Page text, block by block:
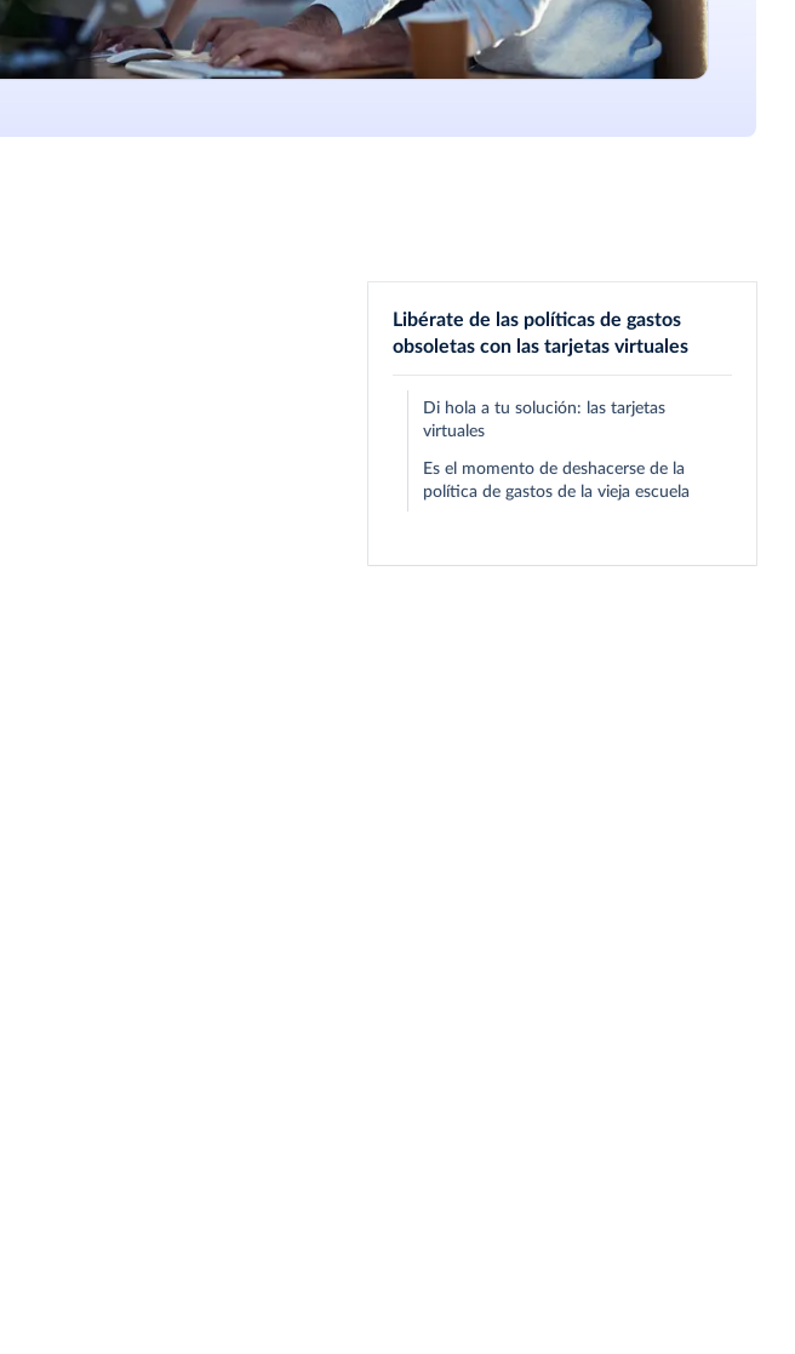
Libérate de las políticas de gastos
obsoletas con las tarjetas virtuales
Di hola a tu solución: las tarjetas
virtuales
Es el momento de deshacerse de la
política de gastos de la vieja escuela